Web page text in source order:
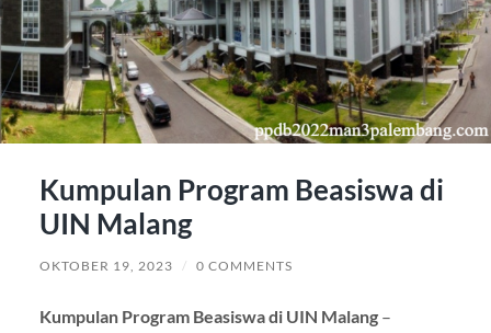
Kumpulan Program Beasiswa di
UIN Malang
OKTOBER 19, 2023 / 0 COMMENTS
Kumpulan Program Beasiswa di UIN Malang–